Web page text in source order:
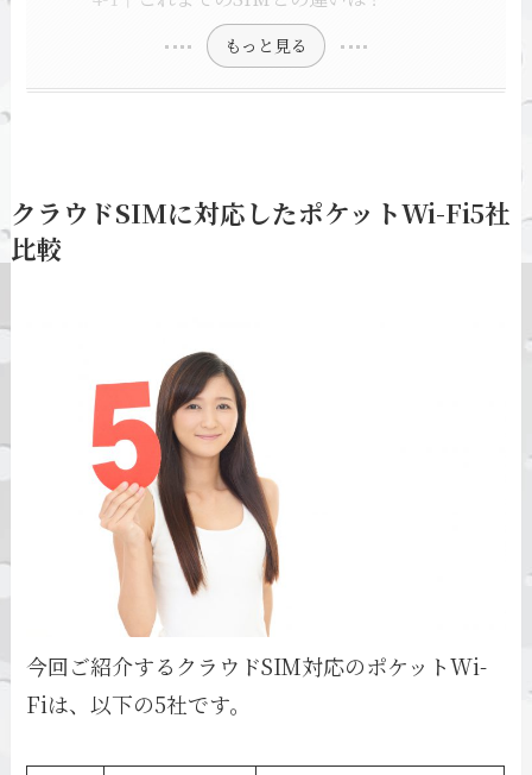
もっと見る
クラウドSIMに対応したポケットWi-Fi5社
比較
今回ご紹介するクラウドSIM対応のポケットWi-
Fiは、以下の5社です。